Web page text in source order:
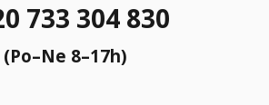
733 304 830
(Po–Ne 8–17h)